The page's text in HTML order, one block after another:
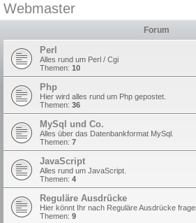
Webmaster
Forum
Perl
Alles rund um Perl / Cgi
Themen: 10
Php
Hier wird alles rund um Php gepostet.
Themen: 36
MySql und Co.
Alles über das Datenbankformat MySql.
Themen: 7
JavaScript
Alles rund um JavaScript.
Themen: 4
Reguläre Ausdrücke
Hier könnt Ihr nach Reguläre Ausdrücke
Themen: 9